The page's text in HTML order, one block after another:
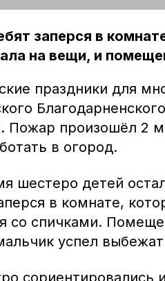
заперся в
на вещи, и
праздники для
Пожар произошёл 2
в огород.
шестеро детей
в комнате,
со спичками.
успел
сориентировались